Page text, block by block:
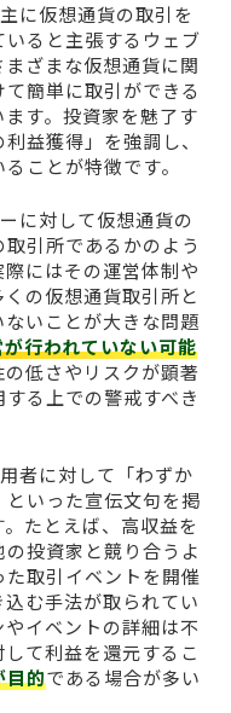
に仮想通貨の取引を
ると主張するウェブ
ざまな仮想通貨に関
簡単に取引ができる
す。投資家を魅了す
益獲得」を強調し、
ことが特徴です。
に対して仮想通貨の
引所であるかのよう
にはその運営体制や
の仮想通貨取引所と
いことが大きな問題
行われていない可能
低さやリスクが顕著
る上での警戒すべき
者に対して「わずか
いった宣伝文句を掲
たとえば、高収益を
投資家と競り合うよ
取引イベントを開催
む手法が取られてい
イベントの詳細は不
て利益を還元するこ
目的である場合が多い